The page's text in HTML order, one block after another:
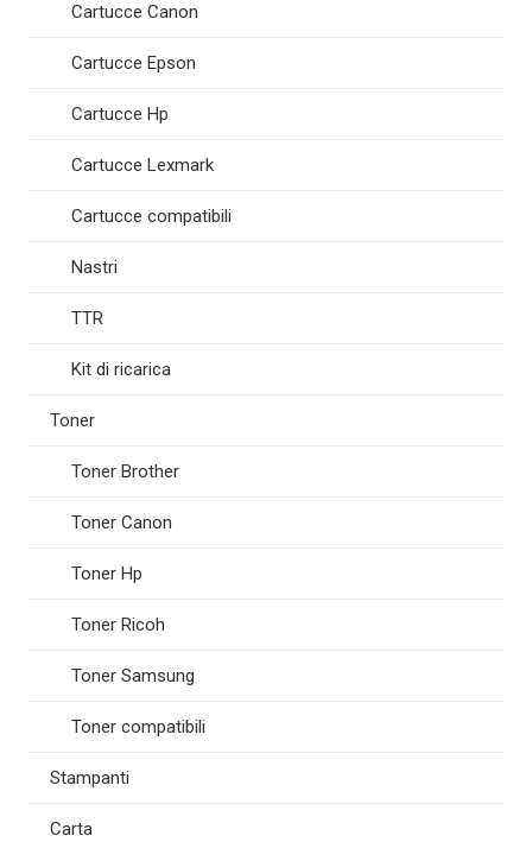
Cartucce Canon
Cartucce Epson
Cartucce Hp
Cartucce Lexmark
Cartucce compatibili
Nastri
TTR
Kit di ricarica
Toner
Toner Brother
Toner Canon
Toner Hp
Toner Ricoh
Toner Samsung
Toner compatibili
Stampanti
Carta